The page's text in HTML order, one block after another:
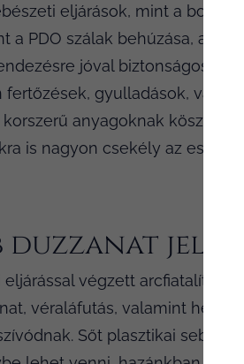
eljárások, mint a botox,
a PDO szálak behúzása,
jóval
gyulladások,
anyagoknak
is nagyon csekély az esély.
duzzanat
végzett arcfiatalítás
véraláfutás, valamint heg
Sőt plasztikai